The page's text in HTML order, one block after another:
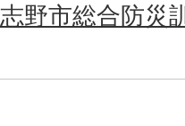
野市総合防災